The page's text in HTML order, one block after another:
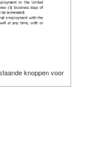
knoppen voor